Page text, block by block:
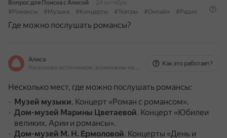
Вопрос для Поиска с Алисой
24 октября
#Романсы
#Музыка #Концерты #Театры #Онлайн #Радио
Где можно послушать романсы?
Алиса
На основе источников, возможны неточности
Как это работает?
Несколько мест, где можно послушать романсы:
Музей музыки. Концерт «Роман с романсом».
Дом-музей Марины Цветаевой. Концерт «Юбилеи
великих. Арии и романсы».
Дом-музей М. Н. Ермоловой. Концерты «День и